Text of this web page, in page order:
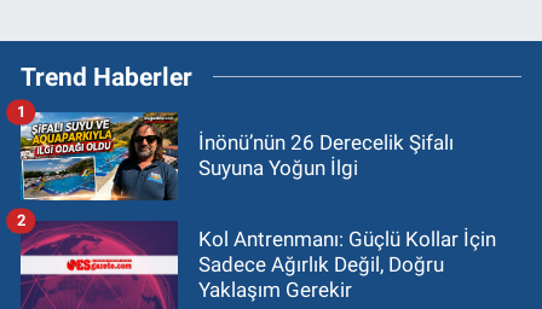
Trend Haberler
İnönü’nün 26 Derecelik Şifalı
Suyuna Yoğun İlgi
1
Kol Antrenmanı: Güçlü Kollar İçin
Sadece Ağırlık Değil, Doğru
Yaklaşım Gerekir
2